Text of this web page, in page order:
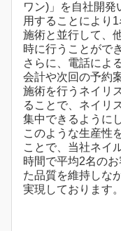
ワン)」を自社開発
用することにより
施術と並行して、
時に行うことがで
さらに、電話によ
会計や次回の予約
施術を行うネイリ
ることで、ネイリ
集中できるように
このような生産性
ことで、当社ネイ
時間で平均2名の
た品質を維持しな
実現しております。